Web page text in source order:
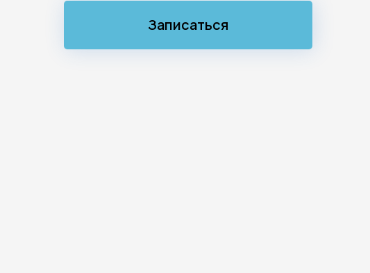
Записаться